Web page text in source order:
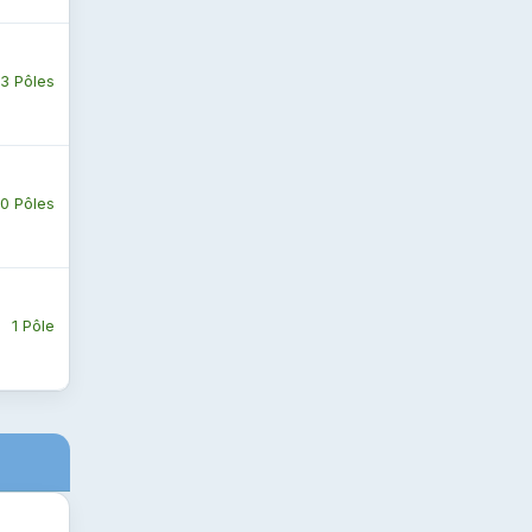
3 Pôles
0 Pôles
1 Pôle